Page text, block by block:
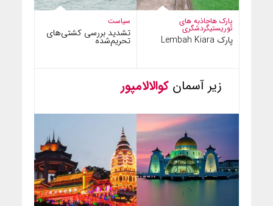
سیاست
تشدید بررسی کشتی‌های
تحریم‌شده
پارک هاجاذبه های
توریستیگردشگری
پارک Lembah Kiara
زیر آسمان کوالالامپور